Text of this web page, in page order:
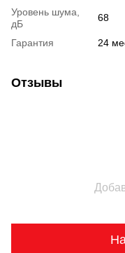
Уровень шума,
дБ
68
Гарантия 24
Отзывы